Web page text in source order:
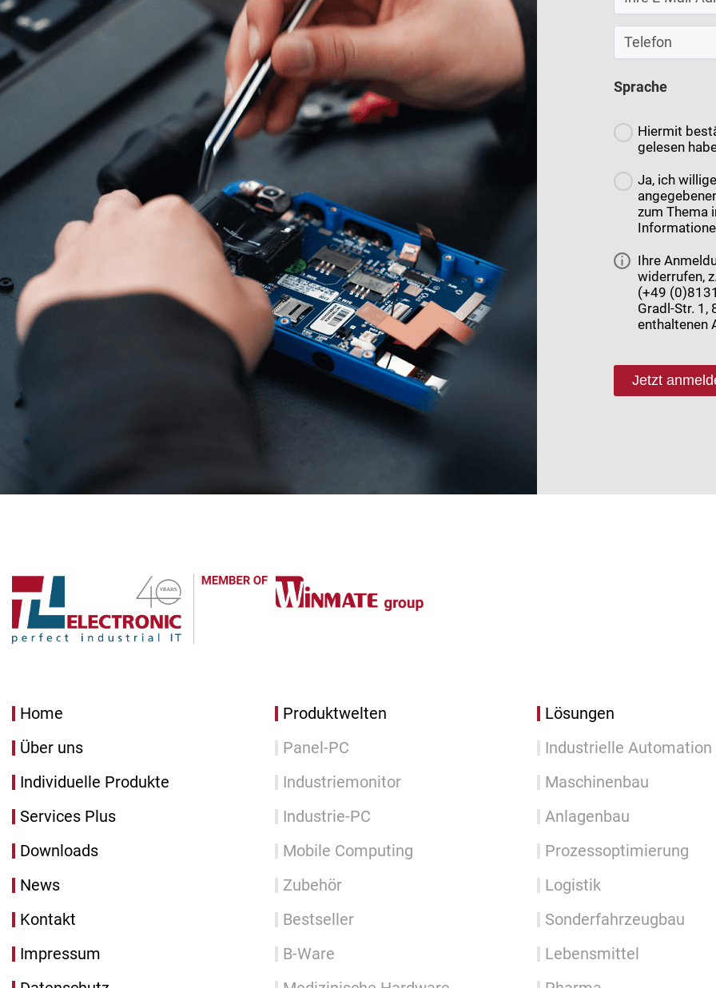
Sprache
Hiermit
gelesen
Ja, ich
zum Thema
Ihre
widerrufen,
(+49
Gradl-Str.
enthaltenen
Jetzt
Home
Über uns
Individuelle Produkte
Services Plus
Downloads
News
Kontakt
Impressum
Produktwelten
Panel-PC
Industriemonitor
Industrie-PC
Mobile Computing
Zubehör
Bestseller
B-Ware
Lösungen
Industrielle Automation
Maschinenbau
Anlagenbau
Prozessoptimierung
Logistik
Sonderfahrzeugbau
Lebensmittel